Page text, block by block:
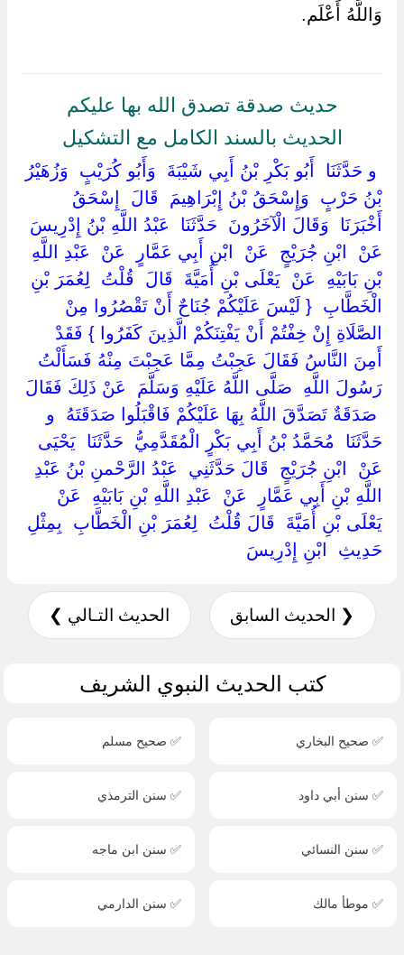
وَاللَّهُ أَعْلَم.
حديث صدقة تصدق الله بها عليكم
الحديث بالسند الكامل مع التشكيل
‏ ‏و حَدَّثَنَا ‏ ‏أَبُو بَكْرِ بْنُ أَبِي شَيْبَةَ ‏ ‏وَأَبُو كُرَيْبٍ ‏ ‏وَزُهَيْرُ
بْنُ حَرْبٍ ‏ ‏وَإِسْحَقُ بْنُ إِبْرَاهِيمَ ‏ ‏قَالَ ‏ ‏إِسْحَقُ ‏
‏أَخْبَرَنَا ‏ ‏وَقَالَ الْآخَرُونَ ‏ ‏حَدَّثَنَا ‏ ‏عَبْدُ اللَّهِ بْنُ إِدْرِيسَ ‏
‏عَنْ ‏ ‏ابْنِ جُرَيْجٍ ‏ ‏عَنْ ‏ ‏ابْنِ أَبِي عَمَّارٍ ‏ ‏عَنْ ‏ ‏عَبْدِ اللَّهِ
بْنِ بَابَيْهِ ‏ ‏عَنْ ‏ ‏يَعْلَى بْنِ أُمَيَّةَ ‏ ‏قَالَ ‏ ‏قُلْتُ ‏ ‏لِعُمَرَ بْنِ
الْخَطَّابِ ‏ { ‏لَيْسَ عَلَيْكُمْ جُنَاحٌ أَنْ تَقْصُرُوا مِنْ
الصَّلَاةِ إِنْ خِفْتُمْ أَنْ يَفْتِنَكُمْ الَّذِينَ كَفَرُوا ‏} ‏فَقَدْ
أَمِنَ النَّاسُ فَقَالَ عَجِبْتُ مِمَّا عَجِبْتَ مِنْهُ فَسَأَلْتُ
رَسُولَ اللَّهِ ‏ ‏صَلَّى اللَّهُ عَلَيْهِ وَسَلَّمَ ‏ ‏عَنْ ذَلِكَ فَقَالَ
‏ ‏صَدَقَةٌ تَصَدَّقَ اللَّهُ بِهَا عَلَيْكُمْ فَاقْبَلُوا صَدَقَتَهُ ‏ ‏و
حَدَّثَنَا ‏ ‏مُحَمَّدُ بْنُ أَبِي بَكْرٍ الْمُقَدَّمِيُّ ‏ ‏حَدَّثَنَا ‏ ‏يَحْيَى ‏
‏عَنْ ‏ ‏ابْنِ جُرَيْجٍ ‏ ‏قَالَ حَدَّثَنِي ‏ ‏عَبْدُ الرَّحْمنِ بْنُ عَبْدِ
اللَّهِ بْنِ أَبِي عَمَّارٍ ‏ ‏عَنْ ‏ ‏عَبْدِ اللَّهِ بْنِ بَابَيْهِ ‏ ‏عَنْ ‏
‏يَعْلَى بْنِ أُمَيَّةَ ‏ ‏قَالَ قُلْتُ ‏ ‏لِعُمَرَ بْنِ الْخَطَّابِ ‏ ‏بِمِثْلِ
حَدِيثِ ‏ ‏ابْنِ إِدْرِيسَ ‏
❮ الحديث السابق الحديث التـالي ❯
كتب الحديث النبوي الشريف
✅ صحيح البخاري ✅ صحيح مسلم
✅ سنن أبي داود ✅ سنن الترمذي
✅ سنن النسائي ✅ سنن ابن ماجه
✅ موطأ مالك ✅ سنن الدارمي